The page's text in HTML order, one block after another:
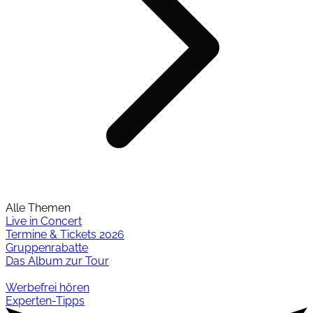
Alle Themen
Live in Concert
Termine & Tickets 2026
Gruppenrabatte
Das Album zur Tour
Werbefrei hören
Experten-Tipps